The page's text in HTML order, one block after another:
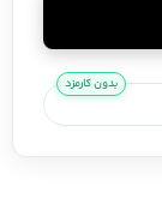
بدون کارمزد